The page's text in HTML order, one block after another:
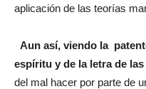
aplicación de las teorías
Aun así, viendo la
espíritu y de la letra de
del mal hacer por parte de